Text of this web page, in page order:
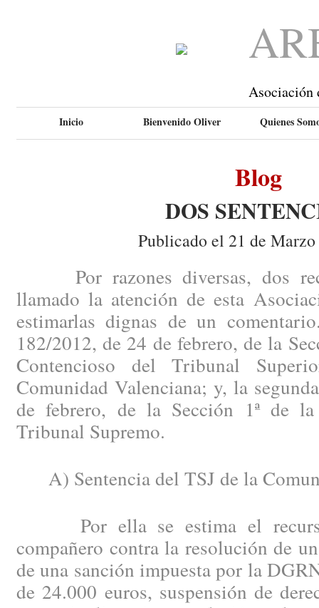
Asociación
Inicio Bienvenido Oliver Quienes
Blog
DOS
Publicado el 21 de
Por razones diversas, dos
llamado la atención de esta
estimarlas dignas de un
182/2012, de 24 de febrero, de la
Contencioso del Tribunal
Comunidad Valenciana; y, la
de febrero, de la Sección 1ª de
Tribunal Supremo.
A) Sentencia del TSJ de la
Por ella se estima el
compañero contra la resolución de
de una sanción impuesta por la
de 24.000 euros, suspensión de